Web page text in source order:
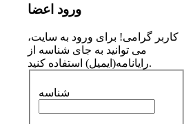
ورود اعضا
کاربر گرامی! برای ورود به سایت،
می توانید به جای شناسه از
رایانامه(ایمیل) استفاده کنید.
شناسه